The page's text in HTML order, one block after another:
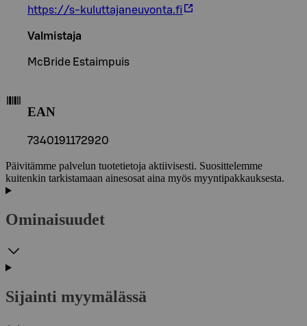
https://s-kuluttajaneuvonta.fi
Valmistaja
McBride Estaimpuis
EAN
7340191172920
Päivitämme palvelun tuotetietoja aktiivisesti. Suosittelemme
kuitenkin tarkistamaan ainesosat aina myös myyntipakkauksesta.
Ominaisuudet
Sijainti myymälässä